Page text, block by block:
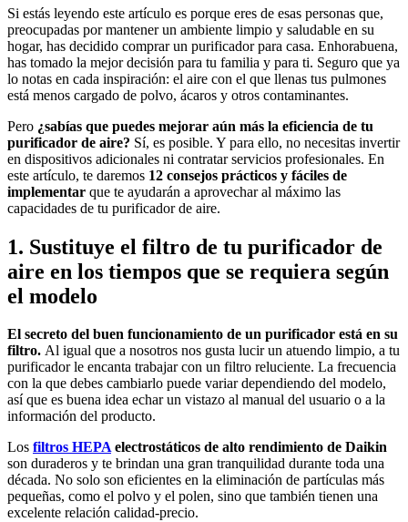
Si estás leyendo este artículo es porque eres de esas personas que,
preocupadas por mantener un ambiente limpio y saludable en su
hogar, has decidido comprar un purificador para casa. Enhorabuena,
has tomado la mejor decisión para tu familia y para ti. Seguro que ya
lo notas en cada inspiración: el aire con el que llenas tus pulmones
está menos cargado de polvo, ácaros y otros contaminantes.
Pero ¿sabías que puedes mejorar aún más la eficiencia de tu
purificador de aire? Sí, es posible. Y para ello, no necesitas invertir
en dispositivos adicionales ni contratar servicios profesionales. En
este artículo, te daremos 12 consejos prácticos y fáciles de
implementar que te ayudarán a aprovechar al máximo las
capacidades de tu purificador de aire.
1. Sustituye el filtro de tu purificador de
aire en los tiempos que se requiera según
el modelo
El secreto del buen funcionamiento de un purificador está en su
filtro. Al igual que a nosotros nos gusta lucir un atuendo limpio, a tu
purificador le encanta trabajar con un filtro reluciente. La frecuencia
con la que debes cambiarlo puede variar dependiendo del modelo,
así que es buena idea echar un vistazo al manual del usuario o a la
información del producto.
Los filtros HEPAelectrostáticos de alto rendimiento de Daikin
son duraderos y te brindan una gran tranquilidad durante toda una
década. No solo son eficientes en la eliminación de partículas más
pequeñas, como el polvo y el polen, sino que también tienen una
excelente relación calidad-precio.